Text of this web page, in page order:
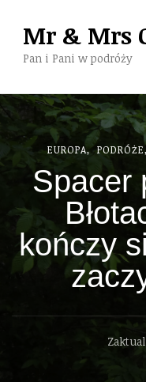
Mr & Mrs
Pan i Pani w podróży
EUROPA PODRÓŻE
Spacer
kończy